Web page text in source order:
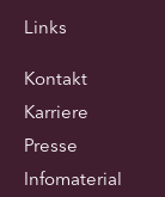
Links
Kontakt
Karriere
Presse
Infomaterial